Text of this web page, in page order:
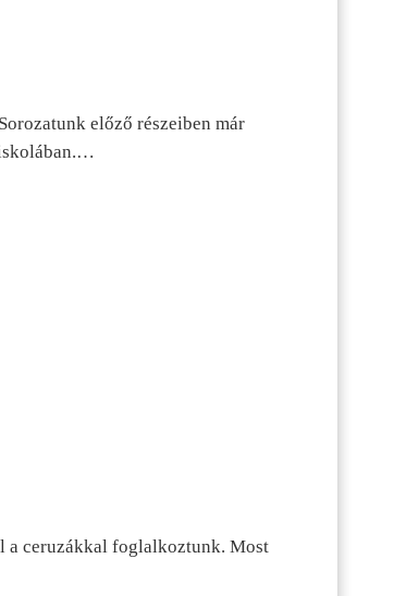
előző részeiben már
a ceruzákkal foglalkoztunk. Most